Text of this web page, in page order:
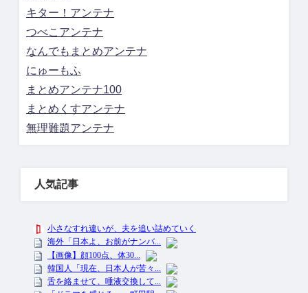
キター！アンテナ
つべこアンテナ
なんでもまとめアンテナ
にゅーもふ
まとめアンテナ100
まとめくすアンテナ
無理難題アンテナ
人気記事